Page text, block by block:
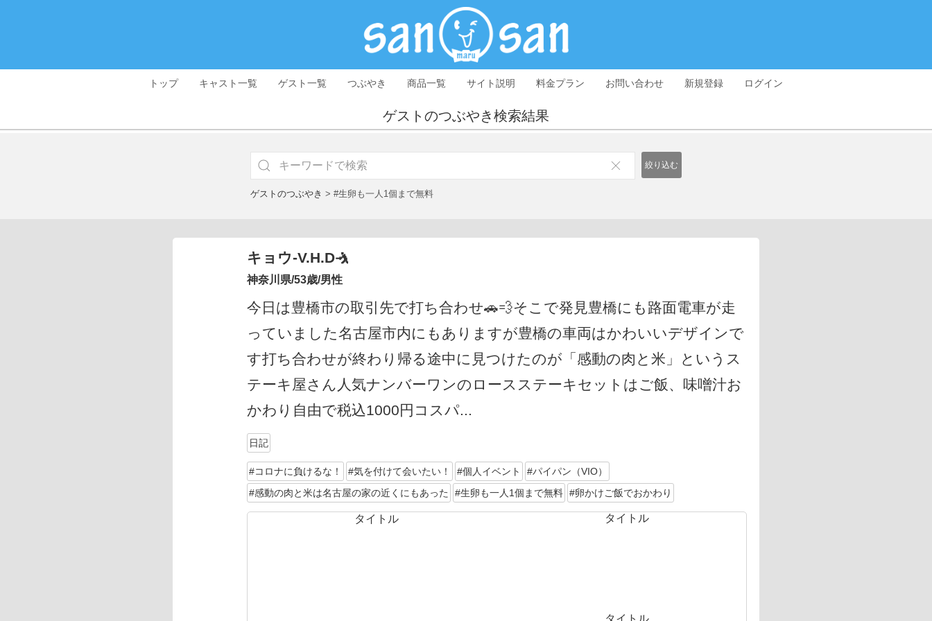
トップ キャスト一覧 ゲスト一覧 つぶやき 商品一覧 サイト説明 料金プラン お問い合わせ 新規登録 ログイン
ゲストのつぶやき検索結果
ゲストのつぶやき > #生卵も一人1個まで無料
絞り込む
キョウ-V.H.D🤺
神奈川県/53歳/男性
今日は豊橋市の取引先で打ち合わせ🚗💨そこで発見豊橋にも路面電車が走
っていました名古屋市内にもありますが豊橋の車両はかわいいデザインで
す打ち合わせが終わり帰る途中に見つけたのが「感動の肉と米」というス
テーキ屋さん人気ナンバーワンのロースステーキセットはご飯、味噌汁お
かわり自由で税込1000円コスパ...
日記
#コロナに負けるな！ #気を付けて会いたい！ #個人イベント
#パイパン（VIO）
#感動の肉と米は名古屋の家の近くにもあった
#生卵も一人1個まで無料 #卵かけご飯でおかわり